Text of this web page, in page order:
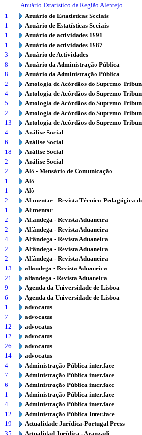
Anuário Estatístico da Região Alentejo
1
Anuário de Estatísticas Sociais
1
Anuário de Estatísticas Sociais
1
Anuário de actividades 1991
1
Anuário de actividades 1987
3
Anuário de Actividades
8
Anuário da Administração Pública
8
Anuário da Administração Pública
2
Antologia de Acórdãos do Supremo
4
Antologia de Acórdãos do Supremo
5
Antologia de Acórdãos do Supremo
2
Antologia de Acórdãos do Supremo
13
Antologia de Acórdãos do Supremo
4
Análise Social
6
Análise Social
18
Análise Social
2
Análise Social
2
Alô - Mensário de Comunicação
1
Alô
1
Alô
2
Alimentar - Revista Técnico-Pedagógica
1
Alimentar
2
Alfândega - Revista Aduaneira
2
Alfândega - Revista Aduaneira
4
Alfândega - Revista Aduaneira
2
Alfândega - Revista Aduaneira
2
Alfândega - Revista Aduaneira
13
alfandega - Revista Aduaneira
21
alfandega - Revista Aduaneira
9
Agenda da Universidade de Lisboa
6
Agenda da Universidade de Lisboa
1
advocatus
7
advocatus
12
advocatus
12
advocatus
26
advocatus
14
advocatus
4
Administração Pública inter.face
7
Administração Pública inter.face
6
Administração Pública inter.face
1
Administração Pública inter.face
4
Administração Pública inter.face
12
Administração Pública Inter.face
19
Actualidade Jurídica-Portugal Press
35
Actualidad Jurídica - Aranzadi